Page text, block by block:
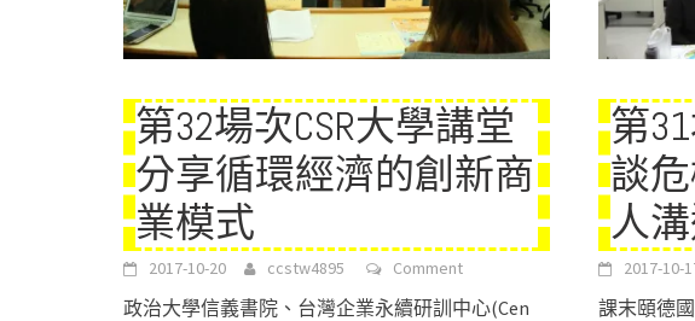
第32場次CSR大學講堂
分享循環經濟的創新商
業模式
2017-10-20 ccstw4895 Comment
政治大學信義書院、台灣企業永續研訓中心(Cen
第
談
人
2017-10-
課末頤德